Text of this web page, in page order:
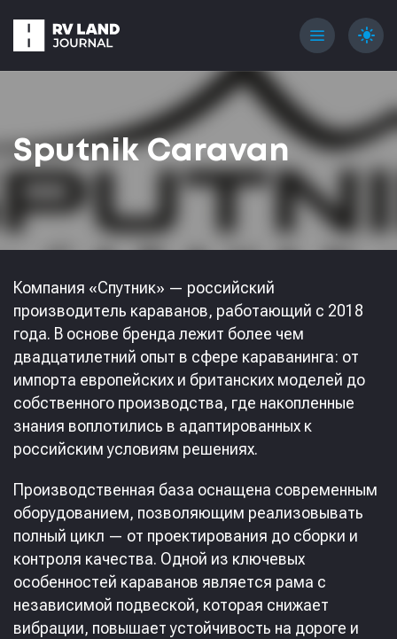
menu light_mode
Sputnik Caravan
Компания «Спутник» — российский
производитель караванов, работающий с 2018
года. В основе бренда лежит более чем
двадцатилетний опыт в сфере караванинга: от
импорта европейских и британских моделей до
собственного производства, где накопленные
знания воплотились в адаптированных к
российским условиям решениях.
Производственная база оснащена современным
оборудованием, позволяющим реализовывать
полный цикл — от проектирования до сборки и
контроля качества. Одной из ключевых
особенностей караванов является рама с
независимой подвеской, которая снижает
вибрации, повышает устойчивость на дороге и